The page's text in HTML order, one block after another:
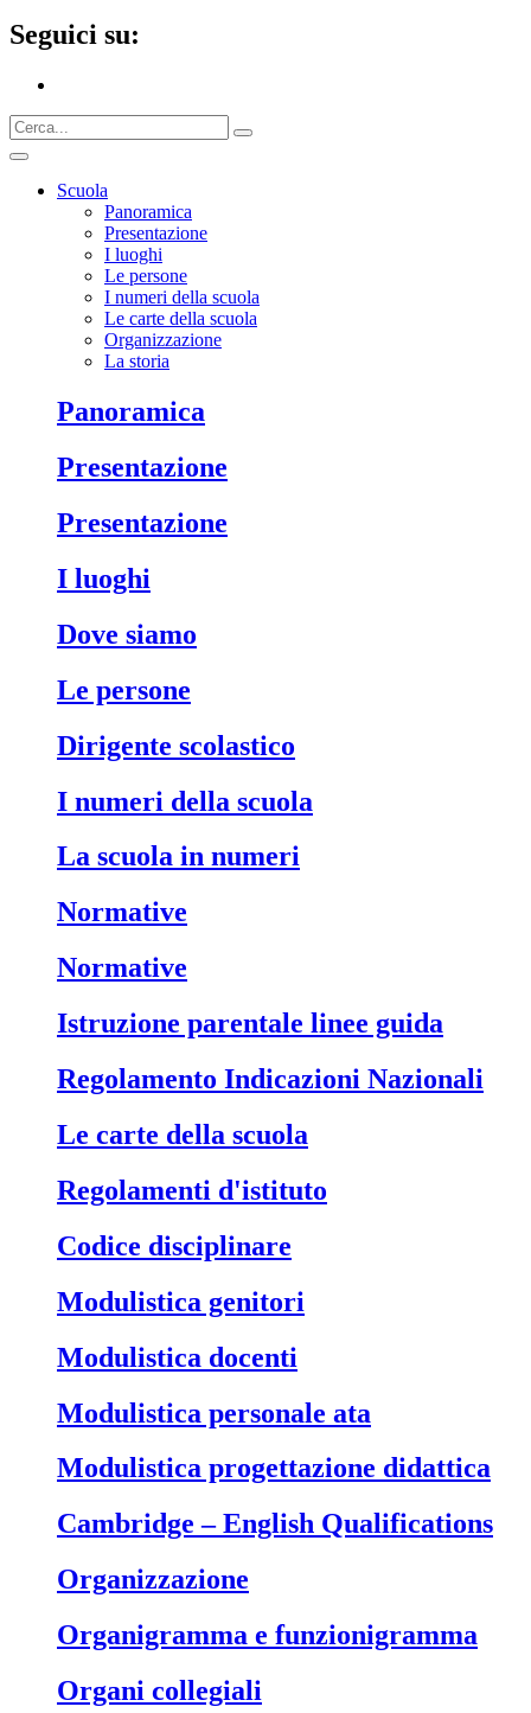
Seguici su:
Scuola
Panoramica
Presentazione
I luoghi
Le persone
I numeri della scuola
Le carte della scuola
Organizzazione
La storia
Panoramica
Presentazione
Presentazione
I luoghi
Dove siamo
Le persone
Dirigente scolastico
I numeri della scuola
La scuola in numeri
Normative
Normative
Istruzione parentale linee guida
Regolamento Indicazioni Nazionali
Le carte della scuola
Regolamenti d'istituto
Codice disciplinare
Modulistica genitori
Modulistica docenti
Modulistica personale ata
Modulistica progettazione didattica
Cambridge – English Qualifications
Organizzazione
Organigramma e funzionigramma
Organi collegiali